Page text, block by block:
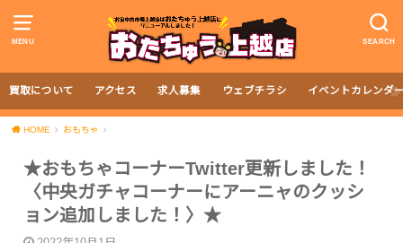
MENU SEARCH
買取について アクセス 求人募集 ウェブチラシ イベントカレンダ
HOME おもちゃ
★おもちゃコーナーTwitter更新しました！
〈中央ガチャコーナーにアーニャのクッシ
ョン追加しました！〉★